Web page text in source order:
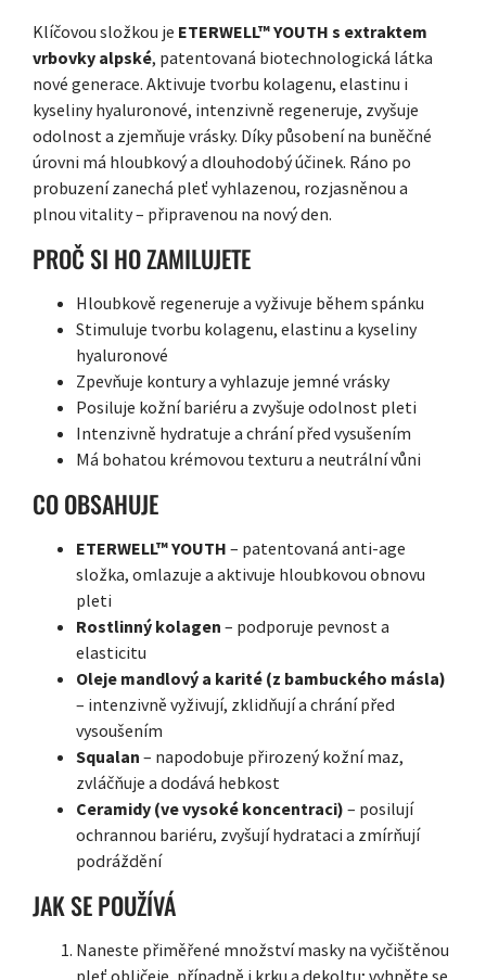
Klíčovou složkou je ETERWELL™ YOUTH s extraktem
vrbovky alpské, patentovaná biotechnologická látka
nové generace. Aktivuje tvorbu kolagenu, elastinu i
kyseliny hyaluronové, intenzivně regeneruje, zvyšuje
odolnost a zjemňuje vrásky. Díky působení na buněčné
úrovni má hloubkový a dlouhodobý účinek. Ráno po
probuzení zanechá pleť vyhlazenou, rozjasněnou a
plnou vitality – připravenou na nový den.
PROČ SI HO ZAMILUJETE
Hloubkově regeneruje a vyživuje během spánku
Stimuluje tvorbu kolagenu, elastinu a kyseliny
hyaluronové
Zpevňuje kontury a vyhlazuje jemné vrásky
Posiluje kožní bariéru a zvyšuje odolnost pleti
Intenzivně hydratuje a chrání před vysušením
Má bohatou krémovou texturu a neutrální vůni
CO OBSAHUJE
ETERWELL™ YOUTH – patentovaná anti-age
složka, omlazuje a aktivuje hloubkovou obnovu
pleti
Rostlinný kolagen – podporuje pevnost a
elasticitu
Oleje mandlový a karité (z bambuckého másla)
– intenzivně vyživují, zklidňují a chrání před
vysoušením
Squalan – napodobuje přirozený kožní maz,
zvláčňuje a dodává hebkost
Ceramidy (ve vysoké koncentraci) – posilují
ochrannou bariéru, zvyšují hydrataci a zmírňují
podráždění
JAK SE POUŽÍVÁ
Naneste přiměřené množství masky na vyčištěnou
pleť obličeje, případně i krku a dekoltu; vyhněte se